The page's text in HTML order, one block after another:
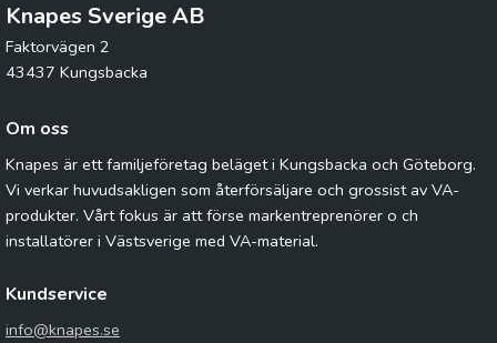
Knapes Sverige AB
Faktorvägen 2
43437 Kungsbacka
Om oss
Knapes är ett familjeföretag beläget i Kungsbacka och Göteborg.
Vi verkar huvudsakligen som återförsäljare och grossist av VA-
produkter. Vårt fokus är att förse markentreprenörer o ch
installatörer i Västsverige med VA-material.
Kundservice
info@knapes.se